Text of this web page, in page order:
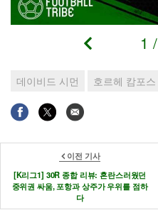
1 /
데이비드 시먼 호르헤 캄포스
이전 기사
[K리그1] 30R 종합 리뷰: 혼란스러웠던
중위권 싸움, 포항과 상주가 우위를 점하
다